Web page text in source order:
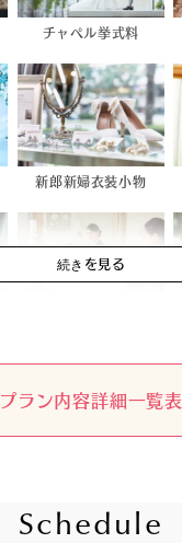
チャペル挙式料
新郎新婦衣装小物
プラン内容詳細一覧表
Schedule